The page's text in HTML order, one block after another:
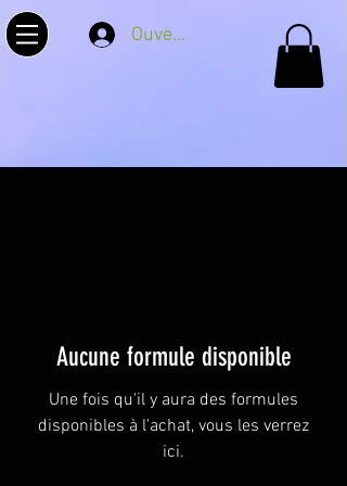
Ouverture
Aucune formule disponible
Une fois qu'il y aura des formules
disponibles à l'achat, vous les verrez
ici.